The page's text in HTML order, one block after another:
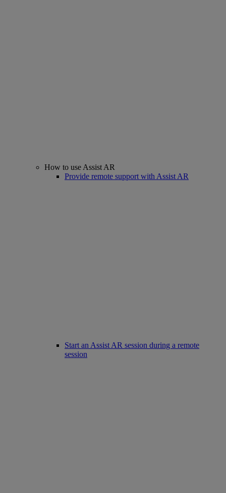
How to use Assist AR
Provide remote support with Assist AR
Start an Assist AR session during a remote
session